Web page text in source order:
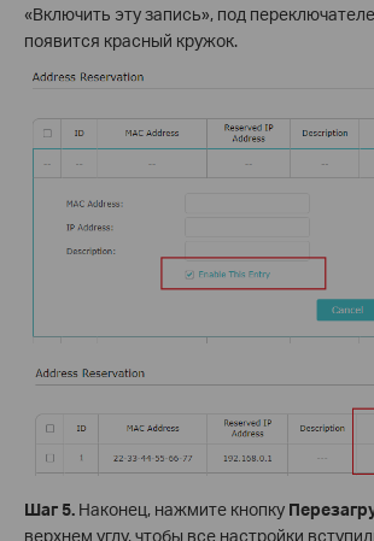
«Включить эту запись», под
появится красный кружок.
Шаг 5. Наконец, нажмите кнопку
верхнем углу, чтобы все настройки